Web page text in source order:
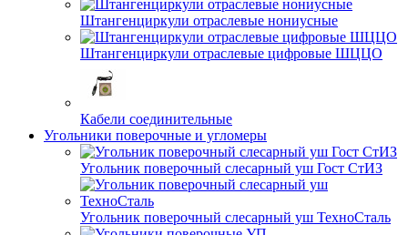
Штангенциркули отраслевые нониусные
Штангенциркули отраслевые цифровые ШЦЦО
Кабели соединительные
Угольники поверочные и угломеры
Угольник поверочный слесарный уш Гост СтИЗ
Угольник поверочный слесарный уш ТехноСталь